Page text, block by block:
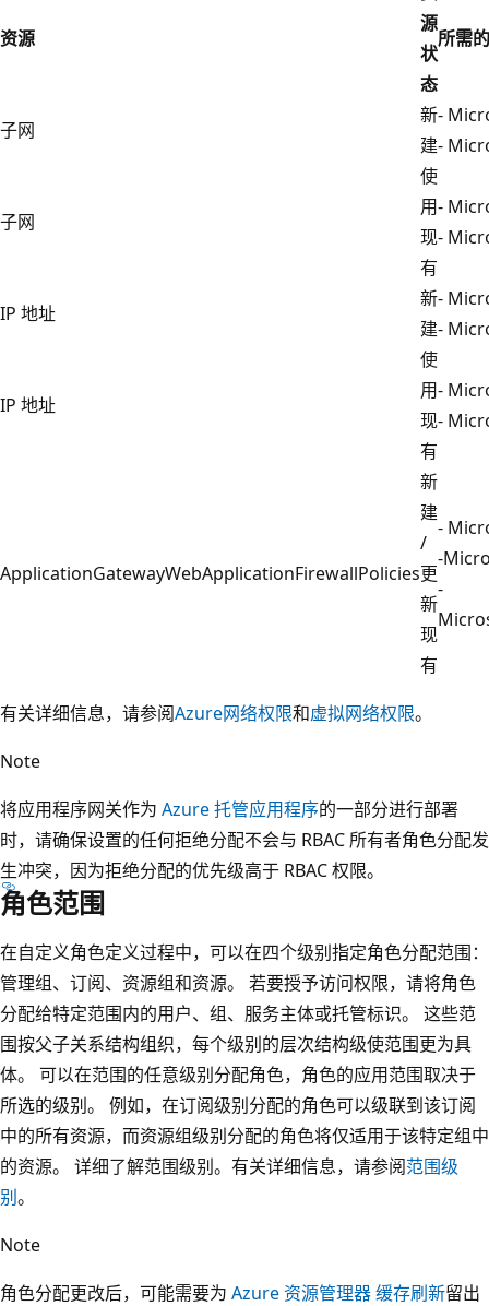
资源
源
状
态
所需
子网
新
建
-
-
子网
使
用
现
有
-
-
IP 地址
新
建
-
-
IP 地址
使
用
现
有
-
-
ApplicationGatewayWebApplicationFirewallPolicies
新
建
/
更
新
现
有
-
-
-
有关详细信息，请参阅Azure网络权限和虚拟网络权限。
Note
将应用程序网关作为 Azure 托管应用程序的一部分进行部署
时，请确保设置的任何拒绝分配不会与 RBAC 所有者角色分配发
生冲突，因为拒绝分配的优先级高于 RBAC 权限。
角色范围
在自定义角色定义过程中，可以在四个级别指定角色分配范围：
管理组、订阅、资源组和资源。 若要授予访问权限，请将角色
分配给特定范围内的用户、组、服务主体或托管标识。 这些范
围按父子关系结构组织，每个级别的层次结构级使范围更为具
体。 可以在范围的任意级别分配角色，角色的应用范围取决于
所选的级别。 例如，在订阅级别分配的角色可以级联到该订阅
中的所有资源，而资源组级别分配的角色将仅适用于该特定组中
的资源。 详细了解范围级别。有关详细信息，请参阅范围级
别。
Note
角色分配更改后，可能需要为 Azure 资源管理器 缓存刷新留出